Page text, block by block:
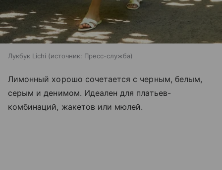
Лукбук Lichi источник: Пресс-служба
Лимонный хорошо сочетается с черным, белым,
серым и денимом. Идеален для платьев-
комбинаций, жакетов или мюлей.